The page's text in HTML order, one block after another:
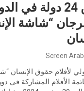
52 فيلما من 24 دولة في
“شاشة
Screen
لأفلام حقوق الإنسان
الأفلام المشاركة في